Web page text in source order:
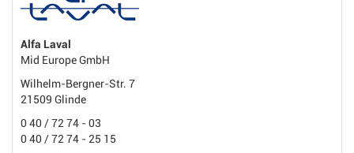
Alfa Laval
Mid Europe GmbH
Wilhelm-Bergner-Str. 7
21509 Glinde
0 40 / 72 74 - 03
0 40 / 72 74 - 25 15